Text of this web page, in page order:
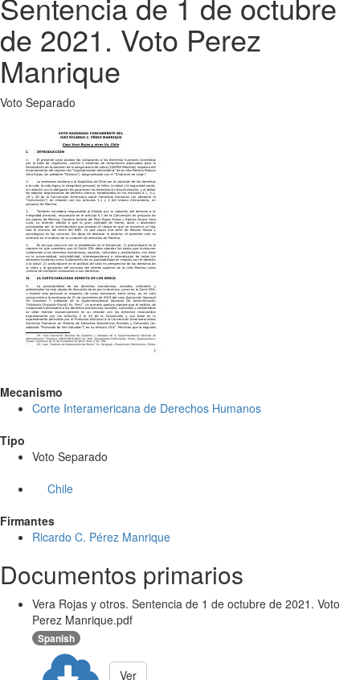
de 2021. Voto Perez
Manrique
Voto Separado
Mecanismo
Corte Interamericana de Derechos Humanos
Tipo
Voto Separado
Chile
Firmantes
Ricardo C. Pérez Manrique
Documentos primarios
Vera Rojas y otros. Sentencia de 1 de octubre de 2021. Voto
Perez Manrique.pdf
Spanish
Ver